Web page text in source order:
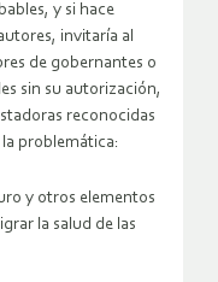
y si hace
invitaría al
de gobernantes o
sin su autorización,
reconocidas
problemática:
y otros elementos
la salud de las